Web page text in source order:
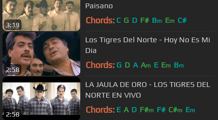
3:19
Paisano
Chords: C G D F# Bm Em C#
2:58
Los Tigres Del Norte - Hoy No Es Mi
Dia
Chords: G D A Am E Em Bm
2:58
LA JAULA DE ORO - LOS TIGRES DEL
NORTE EN VIVO
Chords: E A D F#m F# C#m Em